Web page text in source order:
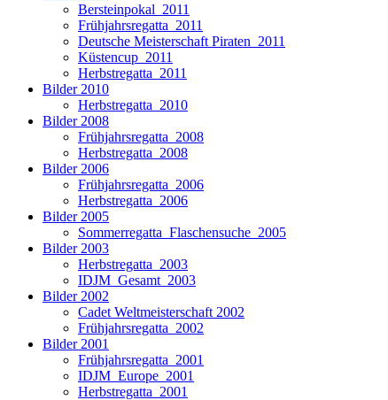
Bersteinpokal_2011
Frühjahrsregatta_2011
Deutsche Meisterschaft Piraten_2011
Küstencup_2011
Herbstregatta_2011
Bilder 2010
Herbstregatta_2010
Bilder 2008
Frühjahrsregatta_2008
Herbstregatta_2008
Bilder 2006
Frühjahrsregatta_2006
Herbstregatta_2006
Bilder 2005
Sommerregatta_Flaschensuche_2005
Bilder 2003
Herbstregatta_2003
IDJM_Gesamt_2003
Bilder 2002
Cadet Weltmeisterschaft 2002
Frühjahrsregatta_2002
Bilder 2001
Frühjahrsregatta_2001
IDJM_Europe_2001
Herbstregatta_2001